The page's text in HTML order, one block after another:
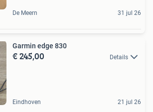
De Meern 31 jul 26
Garmin edge 830
€ 245,00 Details
Eindhoven 21 jul 26